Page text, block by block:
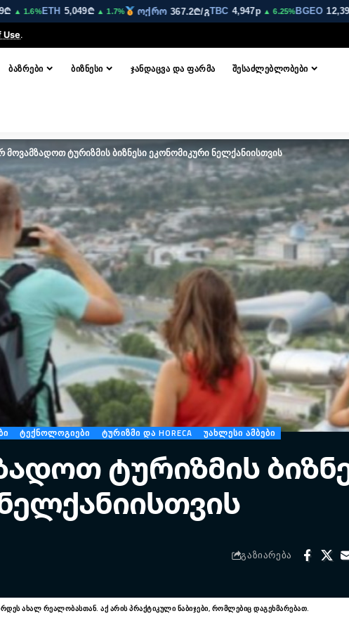
ETH5,049₾▲ 1.7% ოქრო367.2₾/გTBC4,947p▲ 6.25% BGEO12,390p▲
Use.
ᲑᲐᲖᲠᲔᲑᲘ ᲑᲘᲖᲜᲔᲡᲘ ᲯᲐᲜᲓᲐᲪᲕᲐ ᲓᲐ ᲤᲐᲠᲛᲐ ᲨᲔᲡᲐᲫᲚᲔᲑᲚᲝᲑᲔᲑᲘ
ტურიზმის ბიზნესი ეკონომიკური ნელქანიისთვის
ᲢᲔᲥᲜᲝᲚᲝᲒᲘᲔᲑᲘ ᲢᲣᲠᲘᲖᲛᲘ ᲓᲐ HORECA ᲣᲐᲮᲚᲔᲡᲘ ᲐᲛᲑᲔᲑᲘ
ტურიზმის
ᲒᲐᲖᲘᲐᲠᲔᲑᲐ
ახალ რეალობასთან. აქ არის პრაქტიკული ნაბიჯები, რომლებიც დაგეხმარებათ.